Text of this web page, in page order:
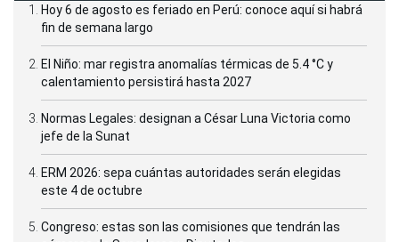
Hoy 6 de agosto es feriado en Perú: conoce aquí si habrá
fin de semana largo
El Niño: mar registra anomalías térmicas de 5.4 °C y
calentamiento persistirá hasta 2027
Normas Legales: designan a César Luna Victoria como
jefe de la Sunat
ERM 2026: sepa cuántas autoridades serán elegidas
este 4 de octubre
Congreso: estas son las comisiones que tendrán las